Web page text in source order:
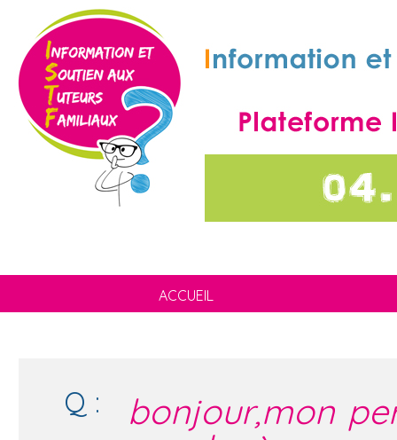
ACCUEIL
Q :
bonjour,mon